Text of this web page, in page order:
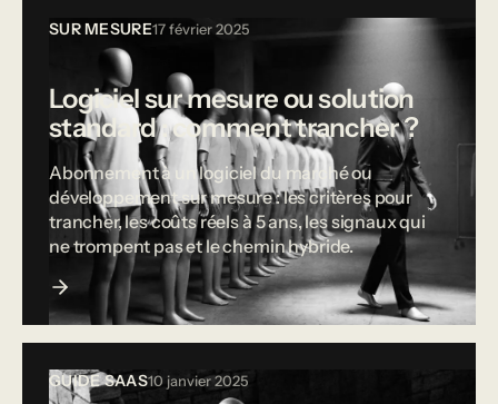
SUR MESURE17 février 2025
Logiciel sur mesure ou solution
standard : comment trancher ?
Abonnement à un logiciel du marché ou
développement sur mesure : les critères pour
trancher, les coûts réels à 5 ans, les signaux qui
ne trompent pas et le chemin hybride.
GUIDE SAAS10 janvier 2025